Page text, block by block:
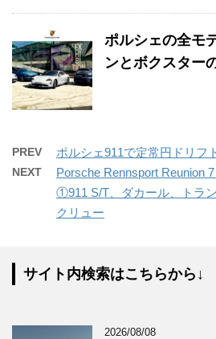
ポルシェの全モ
ンとボクスター
PREV ポルシェ911で定常円ドリフ
NEXT
Porsche Rennsport Reunion
①911 S/T、ダカール、トラ
クリュー
サイト内検索はこちらから↓
2026/08/08